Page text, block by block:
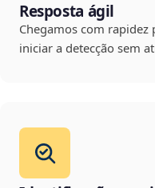
Resposta ágil
Chegamos com rapidez
iniciar a detecção sem